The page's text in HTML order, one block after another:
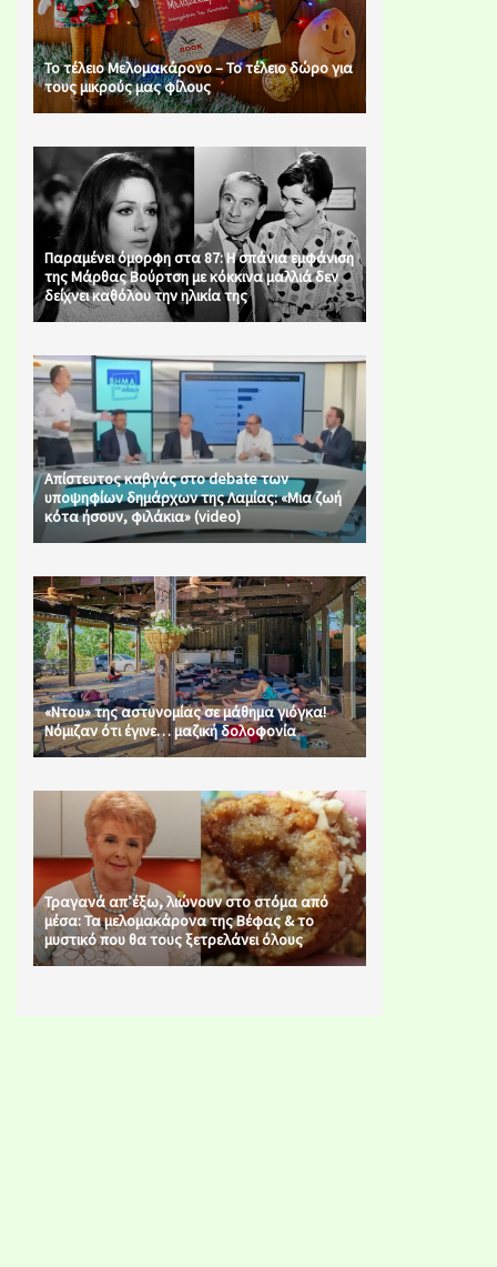
Το τέλειο Μελομακάρονο – Το τέλειο δώρο για
τους μικρούς μας φίλους
Παραμένει όμορφη στα 87: Η σπάνια εμφάνιση
της Μάρθας Βούρτση με κόκκινα μαλλιά δεν
δείχνει καθόλου την ηλικία της
Απίστευτος καβγάς στο debate των
υποψηφίων δημάρχων της Λαμίας: «Μια ζωή
κότα ήσουν, φιλάκια» (video)
«Ντου» της αστυνομίας σε μάθημα γιόγκα!
Νόμιζαν ότι έγινε… μαζική δολοφονία
Τραγανά απ’έξω, λιώνουν στο στόμα από
μέσα: Τα μελομακάρονα της Βέφας & το
μυστικό που θα τους ξετρελάνει όλους